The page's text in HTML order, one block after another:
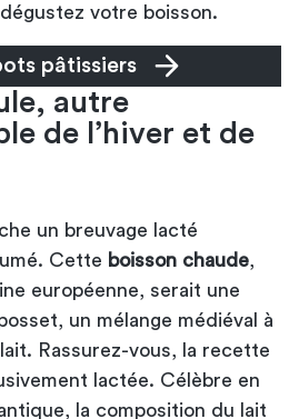
votre boisson.
pâtissiers
autre
de l’hiver et de
un breuvage lacté
Cette boisson chaude
européenne, serait une
un mélange médiéval à
Rassurez-vous, la recette
lactée. Célèbre en
la composition du lait